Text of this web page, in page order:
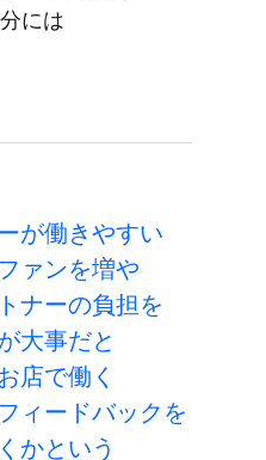
には​
が​働きやすい​
ァンを​増や​
ナーの​負担を​
大事だと​
店で​働く​
ィードバックを​
かと​いう​